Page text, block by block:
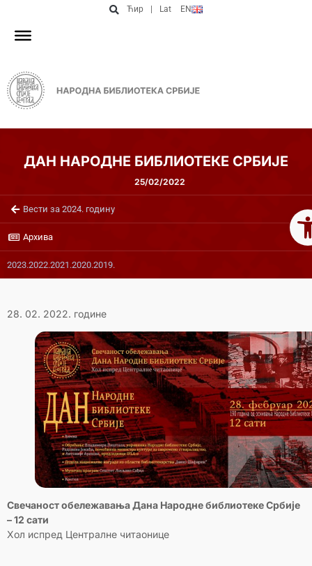
Ћир Lat EN
ДАН НАРОДНЕ БИБЛИОТЕКЕ СРБИЈЕ
25/02/2022
Вести за 2024. годину
Архива
2023.2022.2021.2020.2019.
28. 02. 2022. године
Свечаност обележавања Дана Народне библиотеке Србије
– 12 сати
Хол испред Централне читаонице